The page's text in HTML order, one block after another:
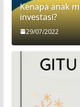
Kenapa anak
investasi?
29/07/2022